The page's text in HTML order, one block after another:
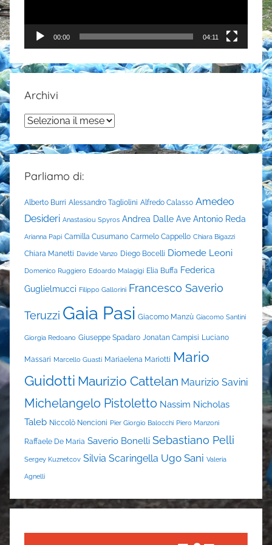
00:00 04:11
Archivi
Archivi
Parliamo di:
Alberto Burri Alessandro Tagliolini Alfredo Calasso Amedeo
Desideri Anastasiou Spyros Andrea Dalle Ave Antonio Reda
Arianna Papi Camilla Cusumano Carmelo Cappello Chiara Bigazzi
Chiara Manetti Davide Vanzo Diego Bocelli Diomede Leoni
Domenico Ruggiero Edoardo Malagigi Elia Buffa Federica
Guglielmucci Filippo Gallorini Francesco Saverio
Teruzzi Gaia Pasi Giacomo Manzù Giacomo Santini
Giorgia Redoano Giuseppe Spadaro Jonatan Campisi Luciano
Massari Marcello Guasti Mariaelena Mariotti Mario
Guidotti Maurizio Cattelan Maurizio Savini
Michelangelo Pistoletto Nassim Nicholas
Taleb Niccolò Nencioni Pier Giorgio Balocchi Piero Manzoni
Raffaele De Maria Saverio Bonelli Sebastiano Pelli
Sergey Kuznetcov Silvia Scaringella Ugo Sani Valeria
Agnelli